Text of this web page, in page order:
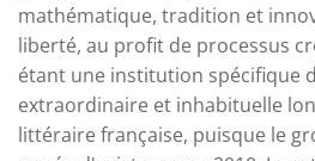
mathématique, tradition et
liberté, au profit de processus
étant une institution spécifique
extraordinaire et inhabituelle
littéraire française, puisque le